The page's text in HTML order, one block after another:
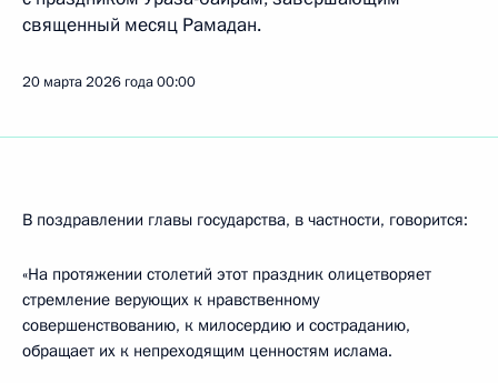
священный месяц Рамадан.
20 марта 2026 года00:00
В поздравлении главы государства, в частности, говорится:
«На протяжении столетий этот праздник олицетворяет
стремление верующих к нравственному
совершенствованию, к милосердию и состраданию,
обращает их к непреходящим ценностям ислама.